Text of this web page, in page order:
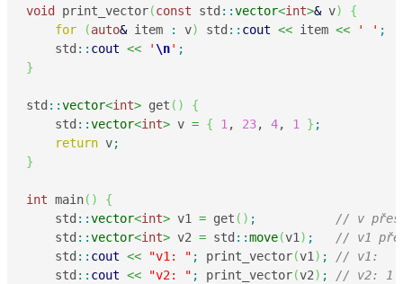
void print_vector(const std ::vector<int>& v)
{
for
(auto& item : v) std :: cout << item << ' ' ;
    std
:: cout << ' \n' ;
}
std ::vector<int> get ( )
{
    std
::vector<int> v = { 1, 23, 4, 1 } ;
return v;
}
int main( )
{
    std
::vector<int> v1 = get ( ) ;
// v
    std
::vector<int> v2 = std ::move(v1) ;
// v1
    std
:: cout << "v1: " ; print_vector(v1) ;
// v1:
    std
:: cout << "v2: " ; print_vector(v2) ;
// v2: 1